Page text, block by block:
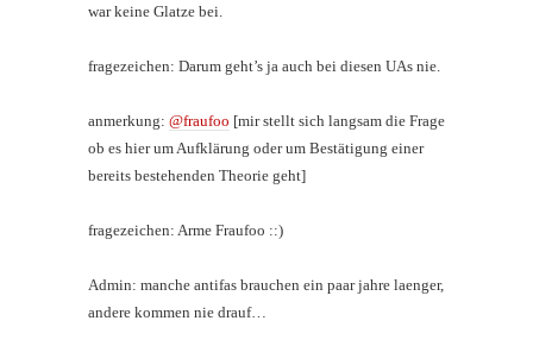
war keine Glatze bei.
fragezeichen: Darum geht’s ja auch bei diesen UAs nie.
anmerkung: @fraufoo [mir stellt sich langsam die Frage
ob es hier um Aufklärung oder um Bestätigung einer
bereits bestehenden Theorie geht]
fragezeichen: Arme Fraufoo ::)
Admin: manche antifas brauchen ein paar jahre laenger,
andere kommen nie drauf…